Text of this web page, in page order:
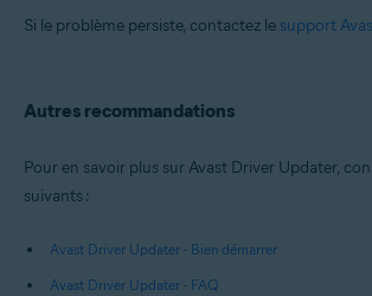
Si le problème persiste, contactez le support
Autres recommandations
Pour en savoir plus sur Avast Driver Updater,
suivants :
Avast Driver Updater - Bien démarrer
Avast Driver Updater - FAQ